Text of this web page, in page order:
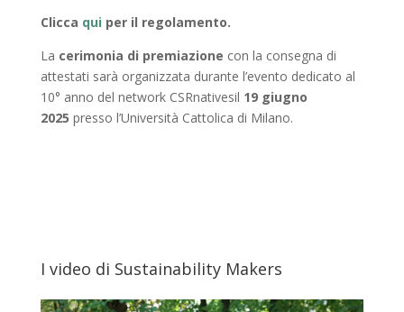
Clicca qui per il regolamento.
La cerimonia di premiazione con la consegna di
attestati sarà organizzata durante l’evento dedicato al
10° anno del network CSRnativesil 19 giugno
2025 presso l’Università Cattolica di Milano.
I video di Sustainability Makers